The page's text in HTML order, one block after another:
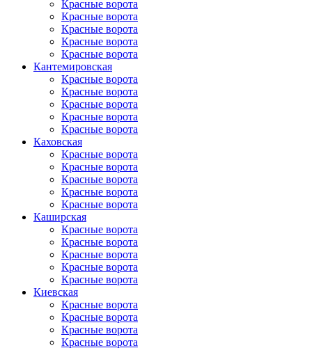
Красные ворота
Красные ворота
Красные ворота
Красные ворота
Красные ворота
Кантеми­ровская
Красные ворота
Красные ворота
Красные ворота
Красные ворота
Красные ворота
Каховская
Красные ворота
Красные ворота
Красные ворота
Красные ворота
Красные ворота
Каширская
Красные ворота
Красные ворота
Красные ворота
Красные ворота
Красные ворота
Киевская
Красные ворота
Красные ворота
Красные ворота
Красные ворота